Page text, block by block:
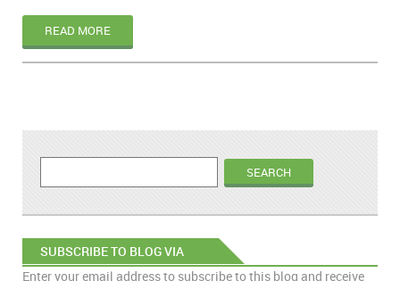
READ MORE
SUBSCRIBE TO BLOG VIA
EMAIL
Enter your email address to subscribe to this blog and receive